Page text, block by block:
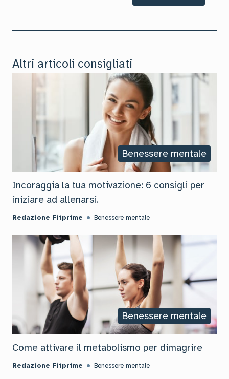
Altri articoli consigliati
Benessere mentale
Incoraggia la tua motivazione: 6 consigli per
iniziare ad allenarsi.
Redazione Fitprime Benessere mentale
Benessere mentale
Come attivare il metabolismo per dimagrire
Redazione Fitprime Benessere mentale